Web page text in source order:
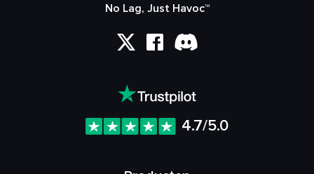
No Lag, Just Havoc™
4.7/5.0